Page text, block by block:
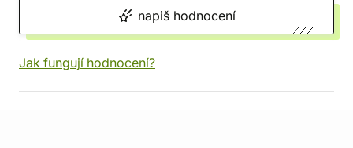
napiš hodnocení
Jak fungují hodnocení?